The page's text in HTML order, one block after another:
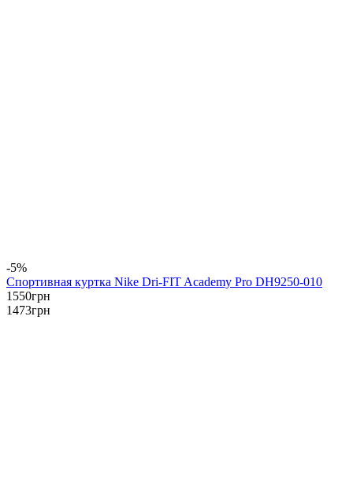
-5%
Спортивная куртка Nike Dri-FIT Academy Pro DH9250-010
1550грн
1473грн